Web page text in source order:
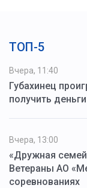
ТОП-5
Вчера, 11:40
Губахинец
получить
Вчера, 13:00
«Дружная
Ветераны АО
соревнованиях